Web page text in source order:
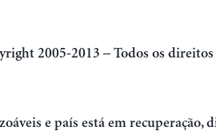
2005-2013 – Todos os direitos
e país está em recuperação,